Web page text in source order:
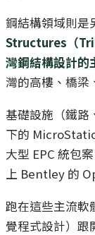
鋼結構領域則是
Structures（
灣鋼結構設計的
灣的高樓、橋梁
基礎設施（鐵
下的
大型 EPC 統包
上 Bentley 的
跑在這些主流
覺程式設計）